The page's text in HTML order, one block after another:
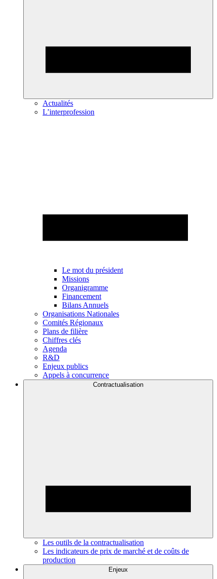
Actualités
L’interprofession
Le mot du président
Missions
Organigramme
Financement
Bilans Annuels
Organisations Nationales
Comités Régionaux
Plans de filière
Chiffres clés
Agenda
R&D
Enjeux publics
Appels à concurrence
Contractualisation
Les outils de la contractualisation
Les indicateurs de prix de marché et de coûts de
production
Enjeux